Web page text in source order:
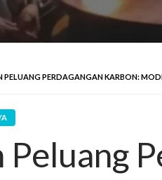
PELUANG PERDAGANGAN KARBON: